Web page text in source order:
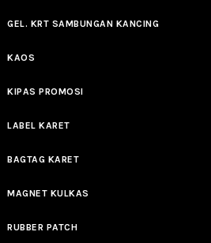
GEL. KRT SAMBUNGAN KANCING
KAOS
KIPAS PROMOSI
LABEL KARET
BAGTAG KARET
MAGNET KULKAS
RUBBER PATCH